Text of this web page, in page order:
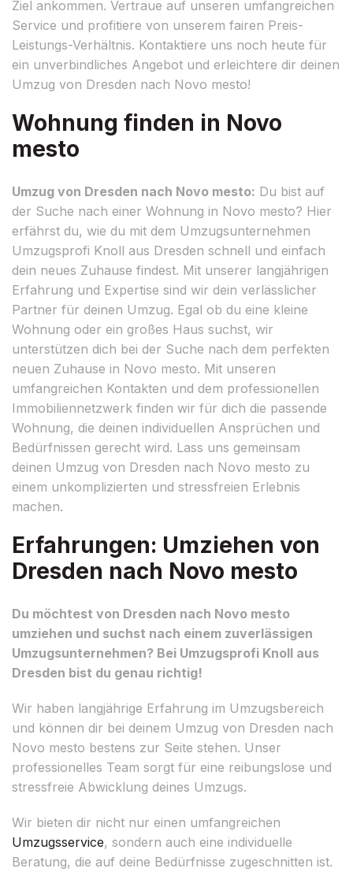
Ziel ankommen. Vertraue auf unseren umfangreichen
Service und profitiere von unserem fairen Preis-
Leistungs-Verhältnis. Kontaktiere uns noch heute für
ein unverbindliches Angebot und erleichtere dir deinen
Umzug von Dresden nach Novo mesto!
Wohnung finden in Novo
mesto
Umzug von Dresden nach Novo mesto: Du bist auf
der Suche nach einer Wohnung in Novo mesto? Hier
erfährst du, wie du mit dem Umzugsunternehmen
Umzugsprofi Knoll aus Dresden schnell und einfach
dein neues Zuhause findest. Mit unserer langjährigen
Erfahrung und Expertise sind wir dein verlässlicher
Partner für deinen Umzug. Egal ob du eine kleine
Wohnung oder ein großes Haus suchst, wir
unterstützen dich bei der Suche nach dem perfekten
neuen Zuhause in Novo mesto. Mit unseren
umfangreichen Kontakten und dem professionellen
Immobiliennetzwerk finden wir für dich die passende
Wohnung, die deinen individuellen Ansprüchen und
Bedürfnissen gerecht wird. Lass uns gemeinsam
deinen Umzug von Dresden nach Novo mesto zu
einem unkomplizierten und stressfreien Erlebnis
machen.
Erfahrungen: Umziehen von
Dresden nach Novo mesto
Du möchtest von Dresden nach Novo mesto
umziehen und suchst nach einem zuverlässigen
Umzugsunternehmen? Bei Umzugsprofi Knoll aus
Dresden bist du genau richtig!
Wir haben langjährige Erfahrung im Umzugsbereich
und können dir bei deinem Umzug von Dresden nach
Novo mesto bestens zur Seite stehen. Unser
professionelles Team sorgt für eine reibungslose und
stressfreie Abwicklung deines Umzugs.
Wir bieten dir nicht nur einen umfangreichen
Umzugsservice, sondern auch eine individuelle
Beratung, die auf deine Bedürfnisse zugeschnitten ist.